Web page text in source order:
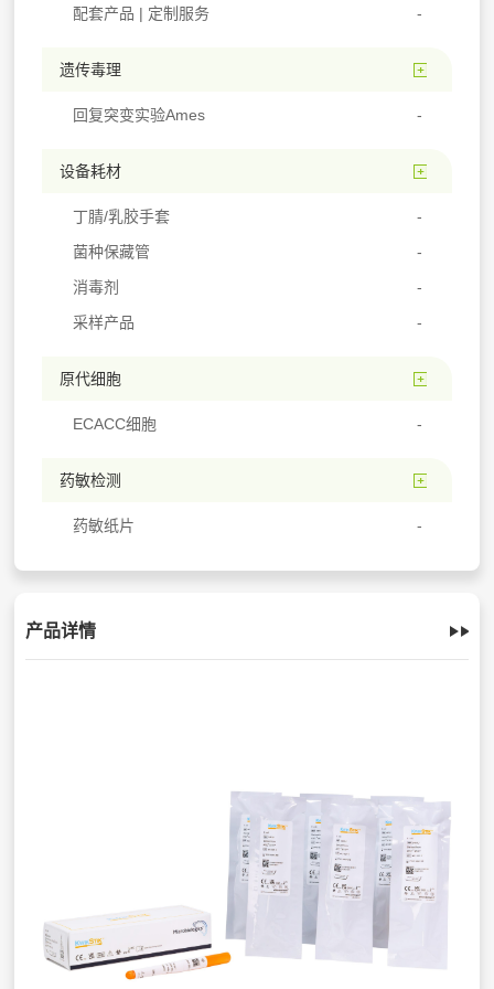
配套产品 | 定制服务
遗传毒理
回复突变实验Ames
设备耗材
丁腈/乳胶手套
菌种保藏管
消毒剂
采样产品
原代细胞
ECACC细胞
药敏检测
药敏纸片
产品详情